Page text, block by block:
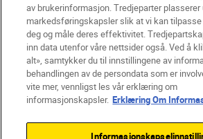
NO Nikon Sites
Kontakt oss Personvernerklæring
Vilkår og betingelser for Nikon Store
Erklæring Om Informasjonskapsler
av brukerinformasjon. Tredjeparter plasserer
markedsføringskapsler slik at vi kan
deg og måle deres effektivitet.
inn data utenfor våre nettsider også. Ved å
alt», samtykker du til innstillingene av
behandlingen av de persondata som er
vite mer, vennligst les vår erklæring om
informasjonskapsler. Erklæring Om